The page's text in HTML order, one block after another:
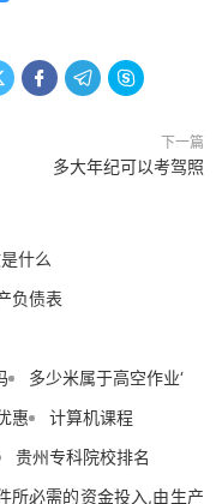
  
下一篇
多大年纪可以考驾照
什么
负债表
多少米属于高空作业‘
惠
计算机课程
贵州专科院校排名
所必需的资金投入,由生产